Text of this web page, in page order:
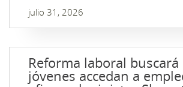
julio 31, 2026
Reforma laboral buscará
jóvenes accedan a